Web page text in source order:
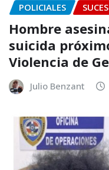
POLICIALES
Hombre
suicida
Violencia de
Julio Benzant